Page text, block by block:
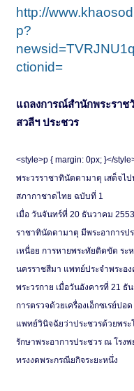
http://
p?
ctionid=
แถลงการณ์สำนักพระราชวั
สวลีฯ ประชวร
<style>p { margin: 0px; }</
พระวรราชาทินัดดามาตุ เสด็จไ
สภากาชาดไทย ฉบับที่ 1
เมื่อ วันจันทร์ที่ 20 ธันวาคม
ราชาทินัดดามาตุ มีพระอาการป
เหนื่อย การหายพระทัยติดขัด ร
นครราชสีมา แพทย์ประจำพระอ
พระวรกาย เมื่อวันอังคารที่ 21
การตรวจด้วยเครื่องเอ็กซเรย์ป
แพทย์วินิจฉัยว่าประชวรด้วยพร
รักษาพระอาการประชวร ณ โรง
ทรงงดพระกรณียกิจระยะหนึ่ง